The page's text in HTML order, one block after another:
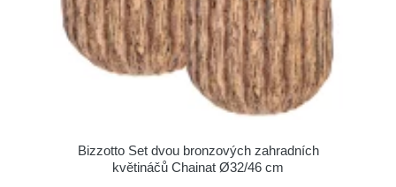
Bizzotto Set dvou bronzových zahradních
květináčů Chainat Ø32/46 cm